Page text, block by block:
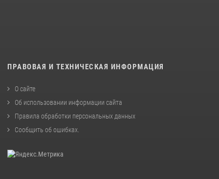
ПРАВОВАЯ И ТЕХНИЧЕСКАЯ ИНФОРМАЦИЯ
О сайте
Об использовании информации сайта
Правила обработки персональных данных
Сообщить об ошибках.